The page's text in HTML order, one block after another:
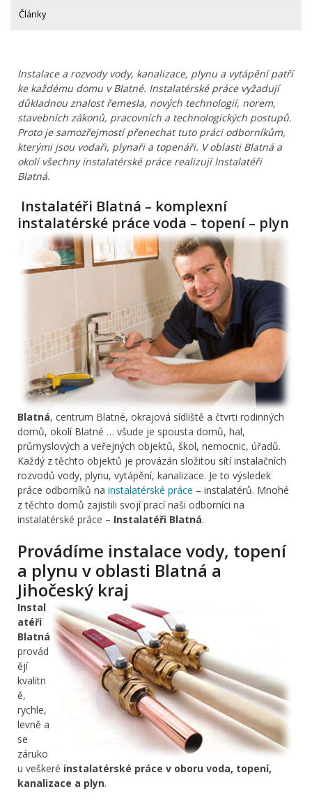
Články
Instalace a rozvody vody, kanalizace, plynu a vytápění patří
ke každému domu v Blatné. Instalatérské práce vyžadují
důkladnou znalost řemesla, nových technologií, norem,
stavebních zákonů, pracovních a technologických postupů.
Proto je samozřejmostí přenechat tuto práci odborníkům,
kterými jsou vodaři, plynaři a topenáři. V oblasti Blatná a
okolí všechny instalatérské práce realizují Instalatéři
Blatná.
Instalatéři Blatná – komplexní
instalatérské práce voda – topení – plyn
Blatná, centrum Blatné, okrajová sídliště a čtvrti rodinných
domů, okolí Blatné … všude je spousta domů, hal,
průmyslových a veřejných objektů, škol, nemocnic, úřadů.
Každý z těchto objektů je provázán složitou sítí instalačních
rozvodů vody, plynu, vytápění, kanalizace. Je to výsledek
práce odborníků na instalatérské práce – instalatérů. Mnohé
z těchto domů zajistili svojí prací naši odborníci na
instalatérské práce – Instalatéři Blatná.
Provádíme instalace vody, topení
a plynu v oblasti Blatná a
Jihočeský kraj
Instal
atéři
Blatná
provád
ějí
kvalitn
ě,
rychle,
levně a
se
záruko
u veškeré instalatérské práce v oboru voda, topení,
kanalizace a plyn.